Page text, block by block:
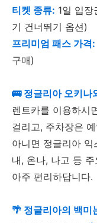
티켓 종류: 1일 입
기 건너뛰기 옵션)
프리미엄 패스 가격:
구매)
🚌 정글리아 오키나
렌트카를 이용하시
걸리고, 주차장은
아니면 정글리아
내, 온나, 나고 등
아주 편리하답니다.
🌴 정글리아의 백미